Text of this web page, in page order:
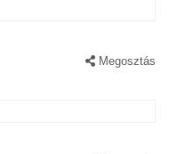
Megosztás